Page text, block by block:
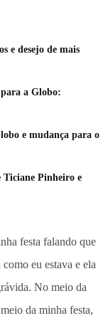
e desejo de mais
a Globo:
e mudança para o
Ticiane Pinheiro e
festa falando que
eu estava e ela
No meio da
da minha festa,